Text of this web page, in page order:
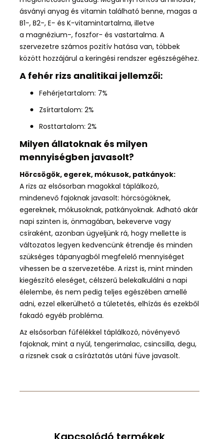
ásványi anyag és vitamin található benne, magas a
B1-, B2-, E- és K-vitamintartalma, illetve
a magnézium-, foszfor- és vastartalma. A
szervezetre számos pozitív hatása van, többek
között hozzájárul a keringési rendszer egészségéhez.
A fehér rizs analitikai jellemzői:
Fehérjetartalom: 7%
Zsírtartalom: 2%
Rosttartalom: 2%
Milyen állatoknak és milyen
mennyiségben javasolt?
Hörcsögök, egerek, mókusok, patkányok:
A rizs az elsősorban magokkal táplálkozó,
mindenevő fajoknak javasolt: hörcsögöknek,
egereknek, mókusoknak, patkányoknak. Adható akár
napi szinten is, önmagában, bekeverve vagy
csíraként, azonban ügyeljünk rá, hogy mellette is
változatos legyen kedvencünk étrendje és minden
szükséges tápanyagból megfelelő mennyiséget
vihessen be a szervezetébe. A rizst is, mint minden
kiegészítő eleséget, célszerű belekalkulálni a napi
élelembe, és nem pedig teljes egészében amellé
adni, ezzel elkerülhető a túletetés, elhízás és ezekből
fakadó egyéb probléma.
Az elsősorban fűfélékkel táplálkozó, növényevő
fajoknak, mint a nyúl, tengerimalac, csincsilla, degu,
a rizsnek csak a csíráztatás utáni füve javasolt.